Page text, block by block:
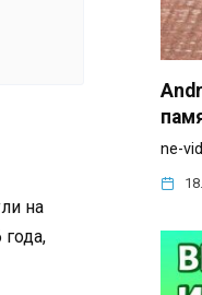
на
ne-